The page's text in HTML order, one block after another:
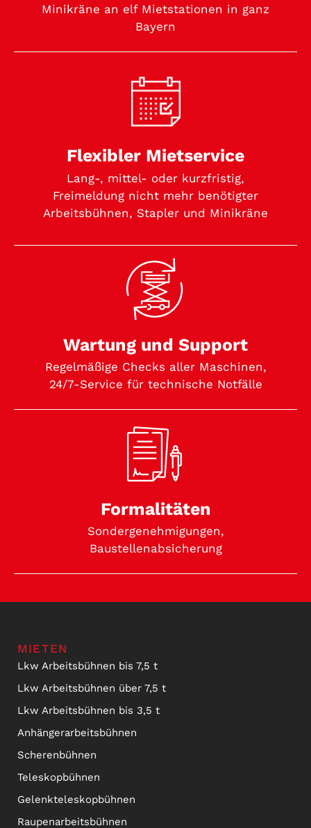
Minikräne an elf Mietstationen in ganz
Bayern
Flexibler Mietservice
Lang-, mittel- oder kurzfristig,
Freimeldung nicht mehr benötigter
Arbeitsbühnen, Stapler und Minikräne
Wartung und Support
Regelmäßige Checks aller Maschinen,
24/7-Service für technische Notfälle
Formalitäten
Sondergenehmigungen,
Baustellenabsicherung
MIETEN
Lkw Arbeitsbühnen bis 7,5 t
Lkw Arbeitsbühnen über 7,5 t
Lkw Arbeitsbühnen bis 3,5 t
Anhängerarbeitsbühnen
Scherenbühnen
Teleskopbühnen
Gelenkteleskopbühnen
Raupenarbeitsbühnen